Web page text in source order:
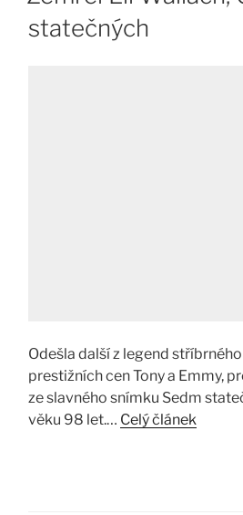
statečných
Odešla další z legend
prestižních cen Tony a Emmy,
ze slavného snímku Sedm
věku 98 let.… Celý článek